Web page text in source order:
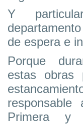
Y
de espera e
Porque
estas obras
responsable
Primera y